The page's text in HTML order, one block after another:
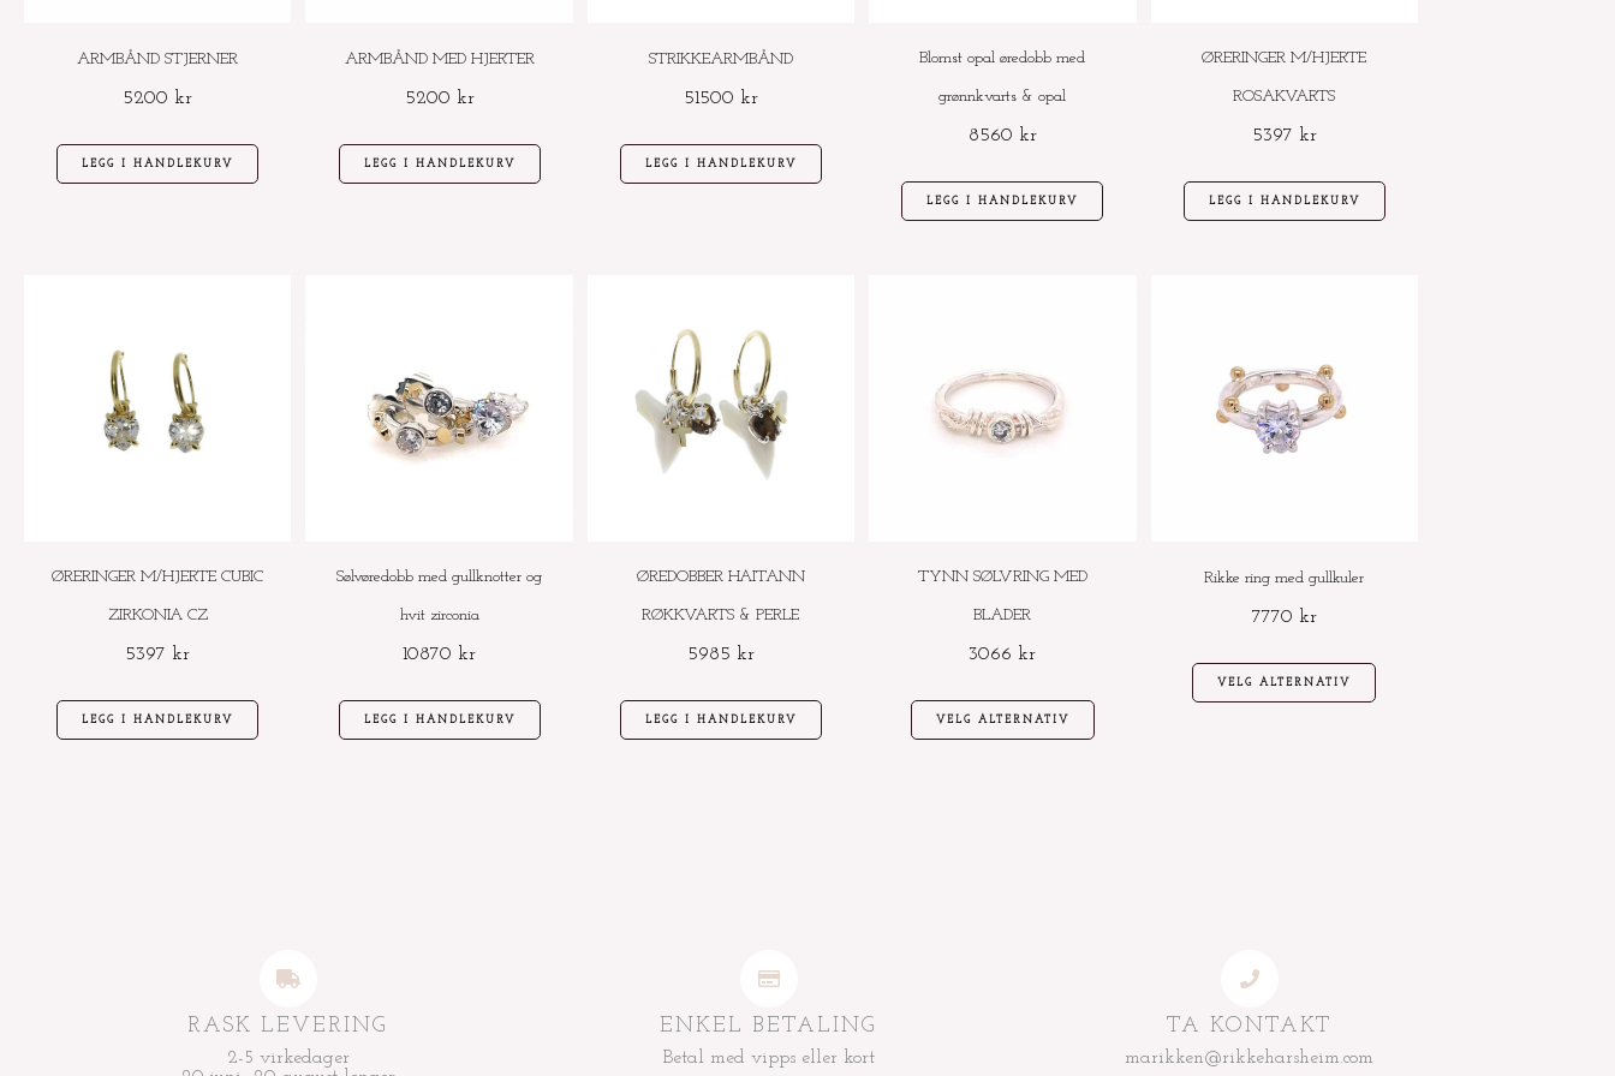
ARMBÅND STJERNER
5200 kr
LEGG I HANDLEKURV
ARMBÅND MED HJERTER
5200 kr
LEGG I HANDLEKURV
STRIKKEARMBÅND
51500 kr
LEGG I HANDLEKURV
Blomst opal øredobb med
grønnkvarts & opal
8560 kr
LEGG I HANDLEKURV
ØRERINGER M/HJERTE
ROSAKVARTS
5397 kr
LEGG I HANDLEKURV
ØRERINGER M/HJERTE CUBIC
ZIRKONIA CZ
5397 kr
LEGG I HANDLEKURV
Sølvøredobb med gullknotter og
hvit zirconia
10870 kr
LEGG I HANDLEKURV
ØREDOBBER HAITANN
RØKKVARTS & PERLE
5985 kr
LEGG I HANDLEKURV
TYNN SØLVRING MED
BLADER
3066 kr
VELG ALTERNATIV
Rikke ring med gullkuler
7770 kr
VELG ALTERNATIV
RASK LEVERING
2-5 virkedager
ENKEL BETALING
Betal med vipps eller kort
TA KONTAKT
marikken@rikkeharsheim.com